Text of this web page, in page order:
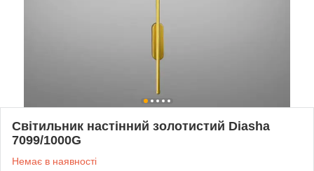
Світильник настінний золотистий Diasha
7099/1000G
Немає в наявності